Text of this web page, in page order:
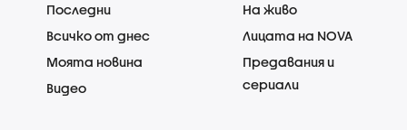
Последни
Всичко от днес
Моята новина
Видео
На живо
Лицата на NOVA
Предавания и
сериали